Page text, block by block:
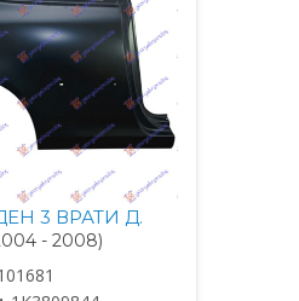
3 ВРАТИ Д.
- 2008)